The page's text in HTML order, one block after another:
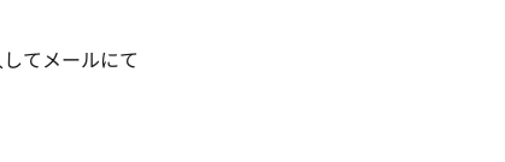
てメールにて